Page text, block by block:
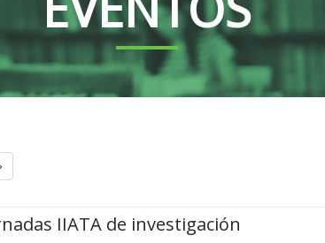
IIATA de investigación